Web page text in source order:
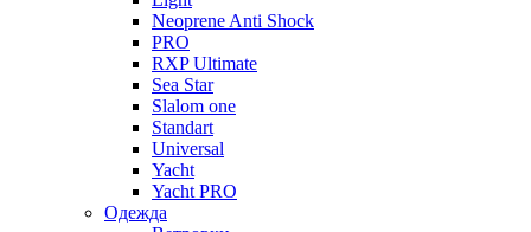
Neoprene Anti Shock
PRO
RXP Ultimate
Sea Star
Slalom one
Standart
Universal
Yacht
Yacht PRO
Одежда